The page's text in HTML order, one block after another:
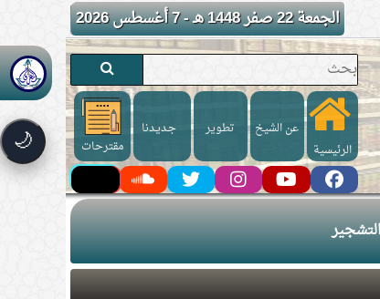
الجمعة 22 صفر 1448 هـ - 7 أغسطس 2026
🌙 الرئيسية
عن الشيخ تطوير
جـديـدنا
مقترحات
التشجير